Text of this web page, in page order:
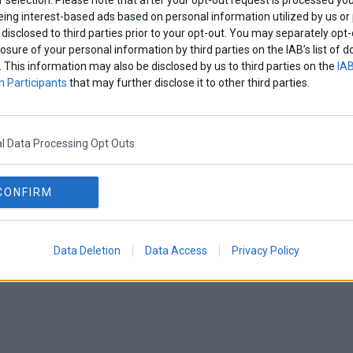
interest-based ads based on personal information utilized by us or
to third parties prior to your opt-out. You may separately
of your personal information by third parties on the IAB’s list of
This information may also be disclosed by us to third parties on the
Participants that may further disclose it to other third parties.
Data Processing Opt Outs
Data Deletion Data Access Privacy Policy
Σεν Ζερμέν και Νάπολι οι μεγάλες
Ζερμέν και Νάπολι ήταν οι μεγάλες θριαμβεύτριες του
καθώς νίκησαν και εδραίωσαν την πρώτη θέση τους
· Επικαιρότητα
– Παρί Σεν Ζερμέν – 3-1 – η «κόκκινη
«δράκους» 5-0
Ευρώπης «μίλησε» στο φινάλε και η Ρεάλ Μαδρίτης
Αθλητισμός · Επικαιρότητα